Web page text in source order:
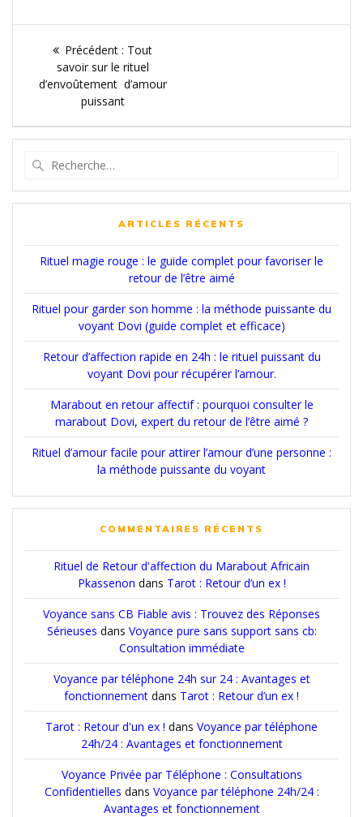
Navigation
de
l’article
Précédent : Article
précédent
:
Tout
savoir sur le rituel
d’envoûtement d’amour
puissant
:
ARTICLES RÉCENTS
Rituel magie rouge : le guide complet pour favoriser le
retour de l’être aimé
Rituel pour garder son homme : la méthode puissante du
voyant Dovi (guide complet et efficace)
Retour d’affection rapide en 24h : le rituel puissant du
voyant Dovi pour récupérer l’amour.
Marabout en retour affectif : pourquoi consulter le
marabout Dovi, expert du retour de l’être aimé ?
Rituel d’amour facile pour attirer l’amour d’une personne :
la méthode puissante du voyant
COMMENTAIRES RÉCENTS
Rituel de Retour d'affection du Marabout Africain
Pkassenon dans Tarot : Retour d’un ex !
Voyance sans CB Fiable avis : Trouvez des Réponses
Sérieuses dans Voyance pure sans support sans cb:
Consultation immédiate
Voyance par téléphone 24h sur 24 : Avantages et
fonctionnement dans Tarot : Retour d’un ex !
Tarot : Retour d'un ex ! dans Voyance par téléphone
24h/24 : Avantages et fonctionnement
Voyance Privée par Téléphone : Consultations
Confidentielles dans Voyance par téléphone 24h/24 :
Avantages et fonctionnement